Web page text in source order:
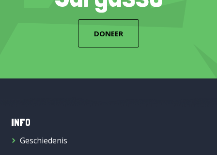
DONEER
INFO
Geschiedenis